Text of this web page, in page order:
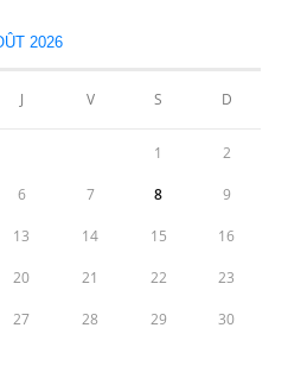
2026
J V S D
1 2
6 7 8 9
13 14 15 16
20 21 22 23
27 28 29 30